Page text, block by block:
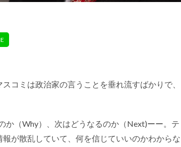
コミは政治家の言うことを垂れ流すばかりで、
か（Why）、次はどうなるのか（Next)ーー。テ
が散乱していて、何を信じていいのかわからな